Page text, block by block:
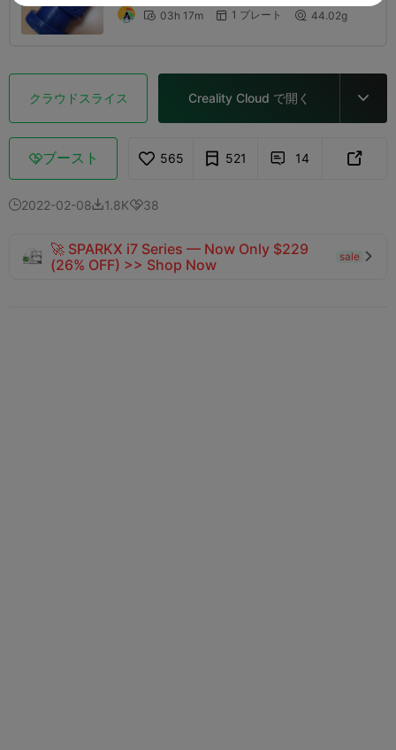
 03h 17m  1 プレート  44.02g
クラウドスライス Creality Cloud で開く 
ブースト 565 521  14 
2022-02-081.8K38
🚀 SPARKX i7 Series — Now Only $229
(26% OFF) >> Shop Now
sale 